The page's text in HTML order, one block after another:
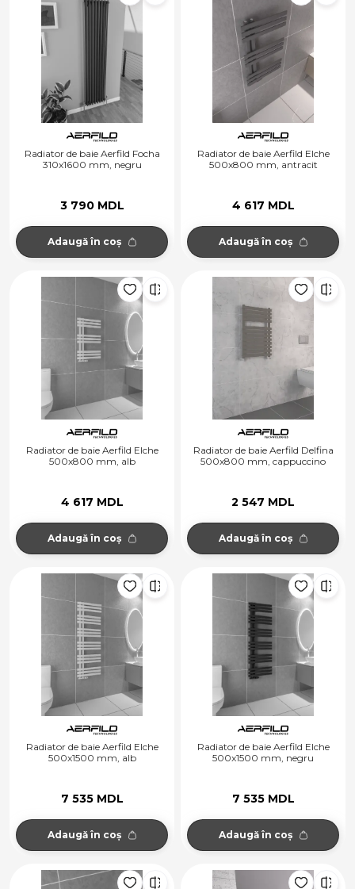
Radiator de baie Aerfild Focha
310x1600 mm, negru
3 790 MDL
Adaugă în coș
Radiator de baie Aerfild Elche
500x800 mm, antracit
4 617 MDL
Adaugă în coș
Radiator de baie Aerfild Elche
500x800 mm, alb
4 617 MDL
Adaugă în coș
Radiator de baie Aerfild Delfina
500x800 mm, cappuccino
2 547 MDL
Adaugă în coș
Radiator de baie Aerfild Elche
500x1500 mm, alb
7 535 MDL
Adaugă în coș
Radiator de baie Aerfild Elche
500x1500 mm, negru
7 535 MDL
Adaugă în coș